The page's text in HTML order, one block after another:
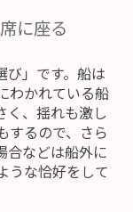
に座る
び」です。船は
わかれている船
く、揺れも激し
するので、さら
合などは船外に
うな恰好をして